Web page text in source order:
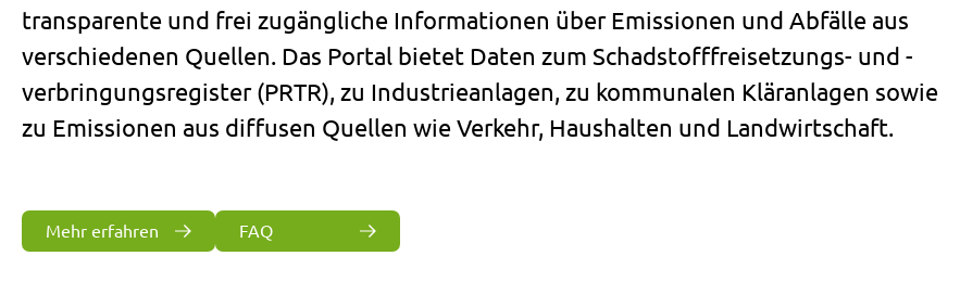
transparente und frei zugängliche Informationen über Emissionen und Abfälle aus
verschiedenen Quellen. Das Portal bietet Daten zum Schadstofffreisetzungs- und -
verbringungsregister (PRTR), zu Industrieanlagen, zu kommunalen Kläranlagen sowie
zu Emissionen aus diffusen Quellen wie Verkehr, Haushalten und Landwirtschaft.
Mehr erfahren FAQ